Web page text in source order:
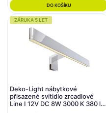
DO KOŠÍKU
ZÁRUKA 5 LET
Deko-Light nábytkové
přisazené svítidlo zrcadlové
Line I 12V DC 8W 3000 K 380 lm